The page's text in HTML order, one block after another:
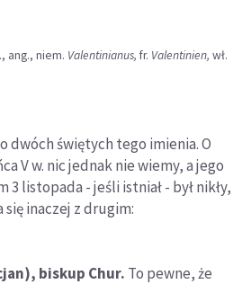
ang., niem. Valentinianus, fr. Valentinien, wł.
dwóch świętych tego imienia. O
V w. nic jednak nie wiemy, a jego
listopada - jeśli istniał - był nikły,
się inaczej z drugim:
biskup Chur. To pewne, że